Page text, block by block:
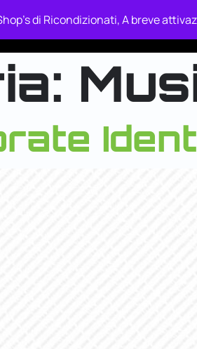
di Ricondizionati, A breve
Backup & Recupero Dati Shop’s